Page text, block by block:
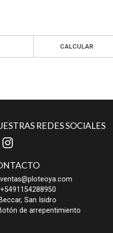
CALCULAR
REDES SOCIALES
ventas@ploteoya.com
+5491154288950
Beccar, San Isidro
de arrepentimiento